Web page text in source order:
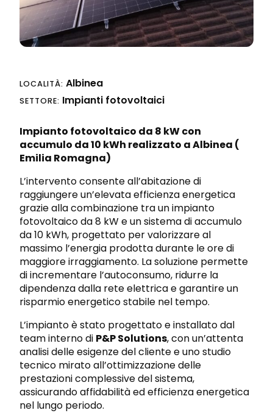
Progettazione integrata
Sicurezza sul lavoro e nei cantieri
Richiedi preventivo
LOCALITÀ: Albinea
SETTORE: Impianti fotovoltaici
Impianto fotovoltaico da 8 kW con
accumulo da 10 kWh realizzato aAlbinea (
Emilia Romagna)
L’intervento consente all’abitazione di
raggiungere un’elevata efficienza energetica
grazie alla combinazione tra un impianto
fotovoltaico da 8 kW e un sistema di accumulo
da 10 kWh, progettato per valorizzare al
massimo l’energia prodotta durante le ore di
maggiore irraggiamento. La soluzione permette
di incrementare l’autoconsumo, ridurre la
dipendenza dalla rete elettrica e garantire un
risparmio energetico stabile nel tempo.
L’impianto è stato progettato e installato dal
team interno di P&P Solutions, con un’attenta
analisi delle esigenze del cliente e uno studio
tecnico mirato all’ottimizzazione delle
prestazioni complessive del sistema,
assicurando affidabilità ed efficienza energetica
nel lungo periodo.